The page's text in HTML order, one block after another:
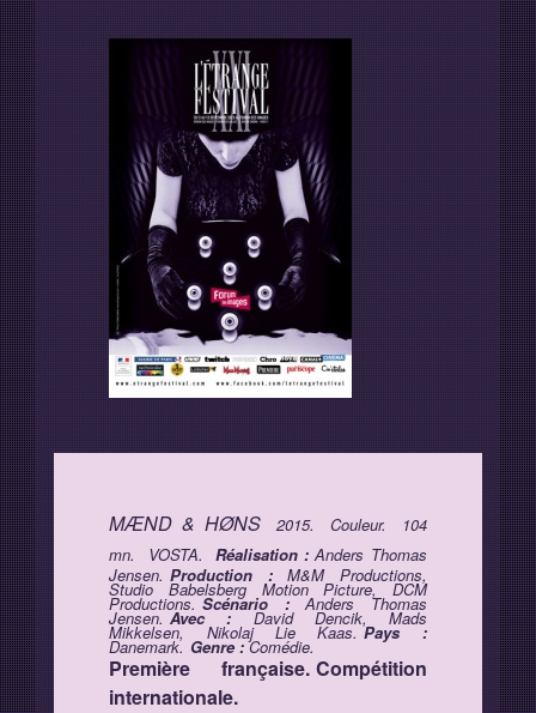
Expositions
Plus d'informations
MÆND & HØNS 2015. Couleur.
104
mn.
VOSTA. Réalisation :Anders Thomas
Jensen. Production :M&M Productions,
Studio Babelsberg Motion Picture, DCM
Productions. Scénario :Anders Thomas
Jensen. Avec : David Dencik, Mads
Mikkelsen, Nikolaj Lie Kaas. Pays :
Danemark. Genre :Comédie.
Première française. Compétition
internationale.